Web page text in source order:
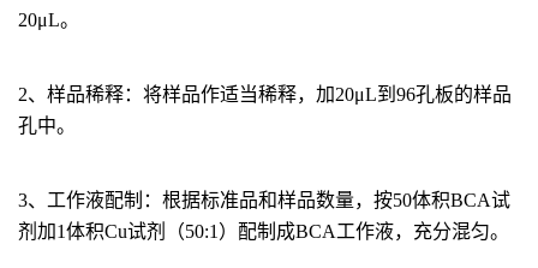
20μL。
2、样品稀释：将样品作适当稀释，加20μL到 96孔板的样品
孔中。
3、工作液配制：根据标准品和样品数量，按50体积BCA试
剂加1体积Cu试剂（50:1 ）配制成BCA工作液，充分混匀。